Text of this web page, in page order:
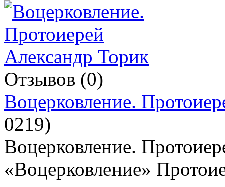
Отзывов (0)
Воцерковление.
0219)
Воцерковление.
«Воцерковление»